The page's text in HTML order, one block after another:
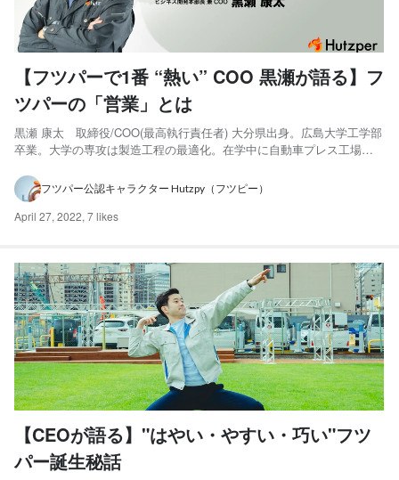
【フツパーで1番 “熱い” COO 黒瀬が語る】フ
ツパーの「営業」とは
黒瀬 康太 取締役/COO(最高執行責任者) 大分県出身。広島大学工学部
卒業。大学の専攻は製造工程の最適化。在学中に自動車プレス工場の
て多数のAI導入案件で顧客課題を解決。クライアントエクスペリエン
スアワード3度受賞。後に共同創業。 どのような経...
フツパー公認キャラクター Hutzpy（フツピー）
April 27, 2022, 7 likes
【CEOが語る】"はやい・やすい・巧い"フツ
パー誕生秘話